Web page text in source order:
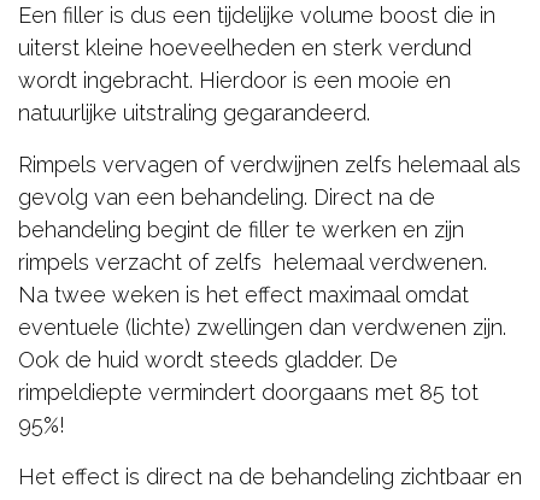
Een filler is dus een tijdelijke volume boost die in
uiterst kleine hoeveelheden en sterk verdund
wordt ingebracht. Hierdoor is een mooie en
natuurlijke uitstraling gegarandeerd.
Rimpels vervagen of verdwijnen zelfs helemaal als
gevolg van een behandeling. Direct na de
behandeling begint de filler te werken en zijn
rimpels verzacht of zelfs helemaal verdwenen.
Na twee weken is het effect maximaal omdat
eventuele (lichte) zwellingen dan verdwenen zijn.
Ook de huid wordt steeds gladder. De
rimpeldiepte vermindert doorgaans met 85 tot
95%!
Het effect is direct na de behandeling zichtbaar en